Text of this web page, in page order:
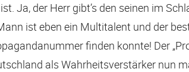
Ja, der Herr gibt’s den seinen im
ist eben ein Multitalent und der
finden konnte! Der
als Wahrheitsverstärker nun